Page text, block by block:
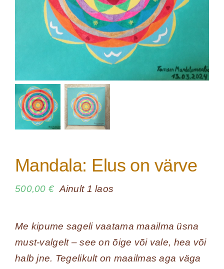
Mandala: Elus on värve
500,00 € Ainult 1 laos
Me kipume sageli vaatama maailma üsna
must-valgelt – see on õige või vale, hea või
halb jne. Tegelikult on maailmas aga väga